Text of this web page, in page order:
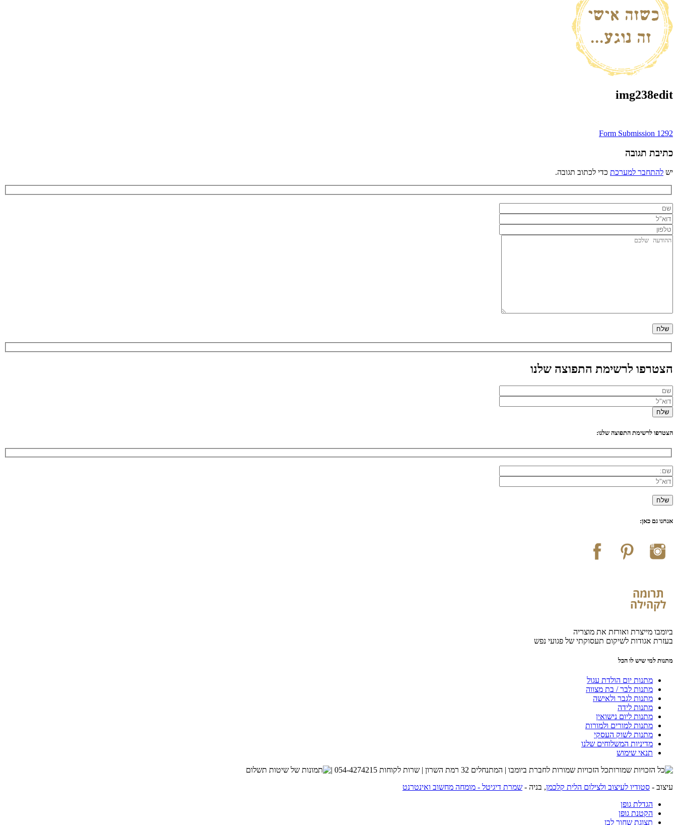
img238edit
ניווט
Form Submission 1292
כתיבת תגובה
יש להתחבר למערכת כדי לכתוב תגובה.
הצטרפו לרשימת התפוצה שלנו
הצטרפו לרשימת התפוצה שלנו:
אנחנו גם כאן:
ביומבו מייצרת ואורזת את מוצריה
בעזרת אגודות לשיקום תעסוקתי של פגועי נפש
מתנות למי שיש לו הכל
מתנות יום הולדת עגול
מתנות לבר / בת מצווה
מתנות לגבר ולאישה
מתנות לידה
מתנות ליום נישואין
מתנות למורים ולמורות
מתנות לשוק העסקי
מדיניות המשלוחים שלנו
תנאי שימוש
כל הזכויות שמורות לחברת ביומבו | המתנחלים 32 רמת השרון | שרות לקוחות 054-4274215 |
עיצוב - סטודיו לעיצוב ולצילום הלית קלכמן, בניה - שמרת דיגיטל - מומחה מחשוב ואינטרנט
הגדלת גופן
הקטנת גופן
תצוגת שחור לבן